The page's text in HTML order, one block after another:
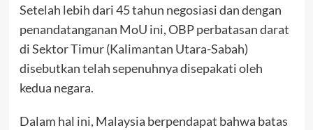
Setelah lebih dari 45 tahun negosiasi dan dengan
penandatanganan MoU ini, OBP perbatasan darat
di Sektor Timur (Kalimantan Utara-Sabah)
disebutkan telah sepenuhnya disepakati oleh
kedua negara.
Dalam hal ini, Malaysia berpendapat bahwa batas